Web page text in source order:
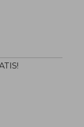
45%
dcto.
$